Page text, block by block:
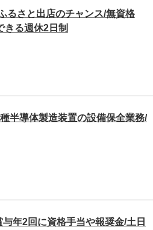
るさと出店のチャンス/無資格
きる週休2日制
半導体製造装置の設備保全業務/
年2回に資格手当や報奨金/土日